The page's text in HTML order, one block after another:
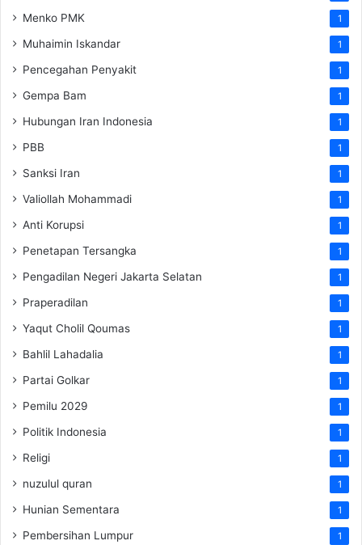
Menko PMK 1
Muhaimin Iskandar 1
Pencegahan Penyakit 1
Gempa Bam 1
Hubungan Iran Indonesia 1
PBB 1
Sanksi Iran 1
Valiollah Mohammadi 1
Anti Korupsi 1
Penetapan Tersangka 1
Pengadilan Negeri Jakarta Selatan 1
Praperadilan 1
Yaqut Cholil Qoumas 1
Bahlil Lahadalia 1
Partai Golkar 1
Pemilu 2029 1
Politik Indonesia 1
Religi 1
nuzulul quran 1
Hunian Sementara 1
Pembersihan Lumpur 1